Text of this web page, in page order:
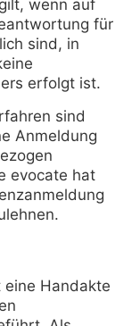
wenn auf
für
sind, in
erfolgt ist.
sind
Anmeldung
evocate hat
eine Handakte